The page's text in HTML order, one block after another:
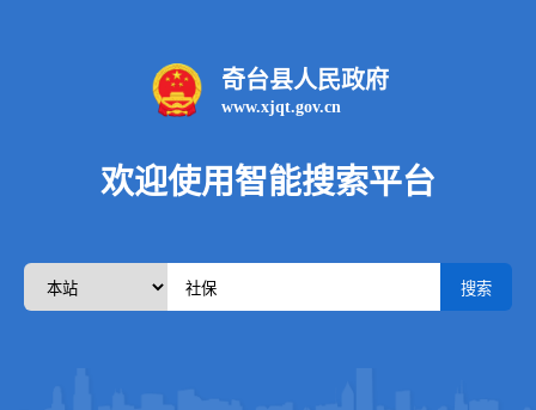
奇台县人民政府
www.xjqt.gov.cn
欢迎使用智能搜索平台
搜索